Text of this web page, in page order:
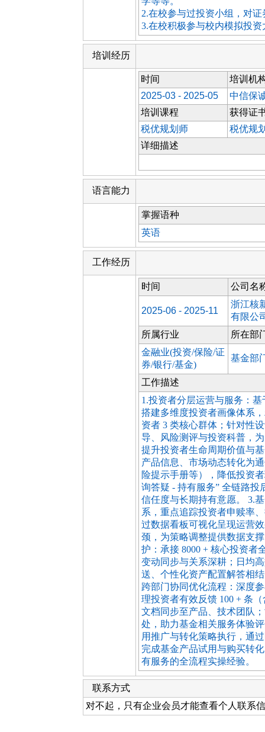
2.在校参与过投资小组，对
3.在校积极参与校内模拟投资
培训经历
时间
培训机
2025-03 - 2025-05
中信保
培训课程
获得证
税优规划师
税优规
详细描述
语言能力
掌握语种
英语
工作经历
时间 公司名
2025-06 - 2025-11
浙江核
有限公
所属行业
所在部
金融业(投资/保险/证
券/银行/基金)
基金部
工作描述
1.投资者分层运营与服务：
搭建多维度投资者画像体系
资者 3 类核心群体；针对性
导、风险测评与投资科普，
提升投资者生命周期价值与
产品信息、市场动态转化为
险提示手册等），降低投资
询答疑 - 持有服务” 全链路
信任度与长期持有意愿。 3.
系，重点追踪投资者申赎率
过数据看板可视化呈现运营
颈，为策略调整提供数据支
护：承接 8000 + 核心投资者
变动同步与关系深耕；日均
送、个性化资产配置解答相
跨部门协同优化流程：深度
理投资者有效反馈 100 + 条
文档同步至产品、技术团队
处，助力基金相关服务体验
用推广与转化策略执行，通
完成基金产品试用与购买转
有服务的全流程实操经验。
联系方式
对不起，只有企业会员才能查看个人联系